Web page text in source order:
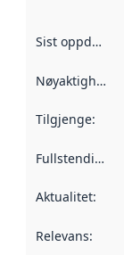
Sist oppdatert
Nøyaktigheit
Tilgjenge:
Fullstendigheit
Aktualitet:
Relevans: